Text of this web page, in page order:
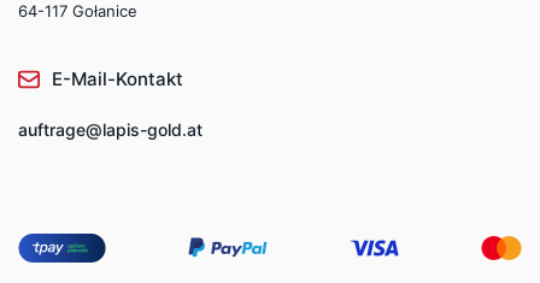
64-117 Gołanice
E-Mail-Kontakt
auftrage@lapis-gold.at